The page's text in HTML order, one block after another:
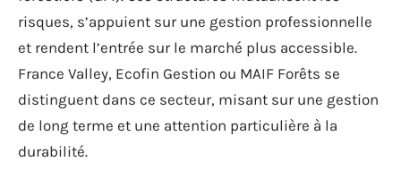
risques, s’appuient sur une gestion professionnelle
et rendent l’entrée sur le marché plus accessible.
France Valley, Ecofin Gestion ou MAIF Forêts se
distinguent dans ce secteur, misant sur une gestion
de long terme et une attention particulière à la
durabilité.